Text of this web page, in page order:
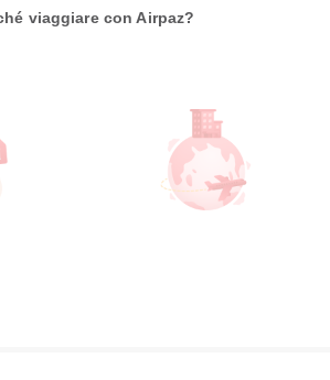
viaggiare con Airpaz?